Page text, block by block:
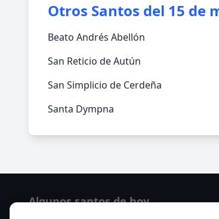
Otros Santos del 15 de
Beato Andrés Abellón
San Reticio de Autún
San Simplicio de Cerdeña
Santa Dympna
Algunos santos de hoy